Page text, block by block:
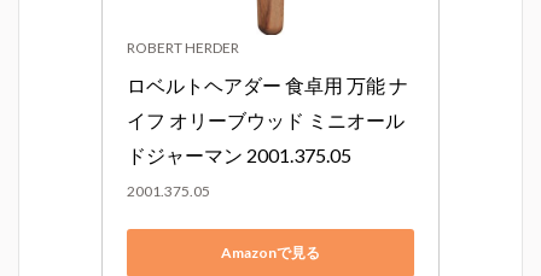
ROBERT HERDER
ロベルトヘアダー 食卓用 万能 ナ
イフ オリーブウッド ミニオール
ドジャーマン 2001.375.05
2001.375.05
Amazonで見る